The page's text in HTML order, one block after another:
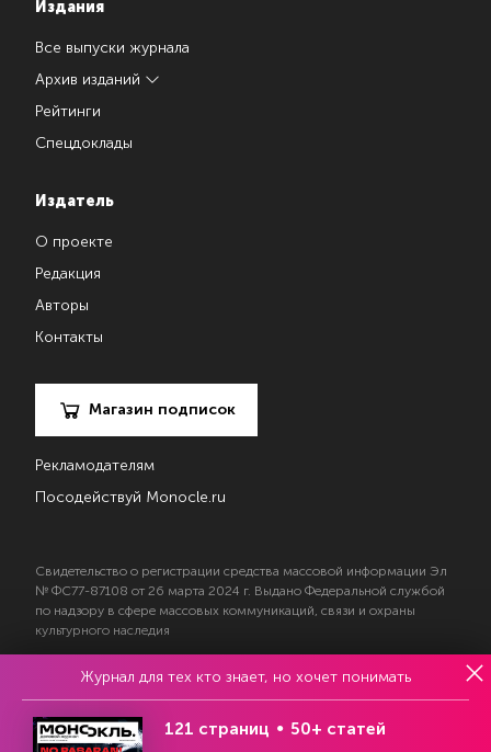
Издания
Все выпуски журнала
Архив изданий
Рейтинги
Спецдоклады
Издатель
О проекте
Редакция
Авторы
Контакты
Магазин подписок
Рекламодателям
Посодействуй Monocle.ru
Свидетельство о регистрации средства массовой информации Эл
№ ФС77-87108 от 26 марта 2024 г. Выдано Федеральной службой
по надзору в сфере массовых коммуникаций, связи и охраны
культурного наследия
© 2017—2026 АНО «Творческий коллектив Эксперт»
Политика конфиденциальности
Условия использования материалов
Журнал для тех кто знает, но хочет понимать
121 страниц 50+ статей